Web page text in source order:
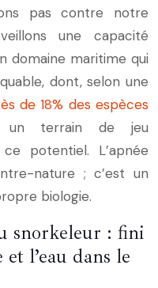
pas contre notre
une capacité
domaine maritime qui
dont, selon une
de 18% des espèces
terrain de jeu
potentiel. L’apnée
nature ; c’est un
biologie.
snorkeleur : fini
l’eau dans le